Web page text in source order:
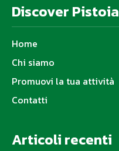
Discover Pistoia
Home
Chi siamo
Promuovi la tua attività
Contatti
Articoli recenti